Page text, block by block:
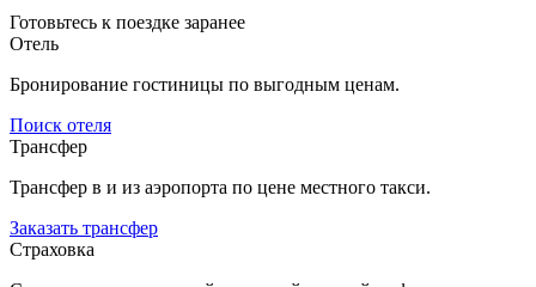
Готовьтесь к поездке заранее
Отель
Бронирование гостиницы по выгодным ценам.
Поиск отеля
Трансфер
Трансфер в и из аэропорта по цене местного такси.
Заказать трансфер
Страховка